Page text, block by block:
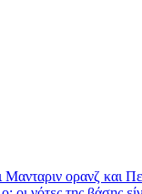
Μανταριν ορανζ και